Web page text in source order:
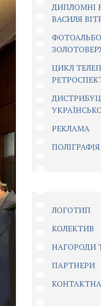
ДИПЛОМНІ
ВАСИЛЯ
ЦИКЛ
РЕКЛАМА
ЛОГОТИП
КОЛЕКТИВ
НАГОРОДИ
ПАРТНЕРИ